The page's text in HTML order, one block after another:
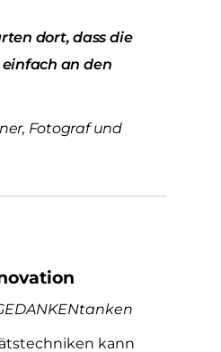
dort, dass die
an den
Fotograf und
kann